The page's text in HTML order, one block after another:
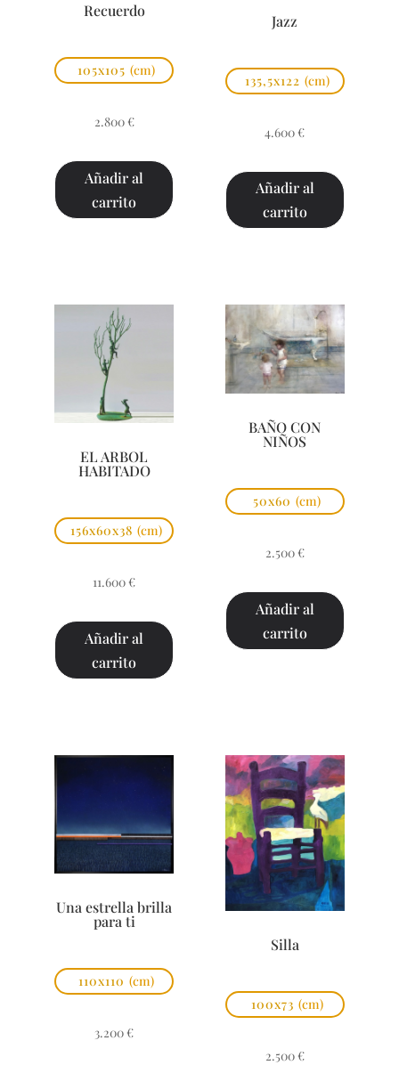
Recuerdo
105x105 (cm)
2.800 €
Añadir al
carrito
Jazz
135,5x122 (cm)
4.600 €
Añadir al
carrito
EL ARBOL
HABITADO
156x60x38 (cm)
11.600 €
Añadir al
carrito
BAÑO CON
NIÑOS
50x60 (cm)
2.500 €
Añadir al
carrito
Una estrella brilla
para ti
110x110 (cm)
3.200 €
Silla
100x73 (cm)
2.500 €